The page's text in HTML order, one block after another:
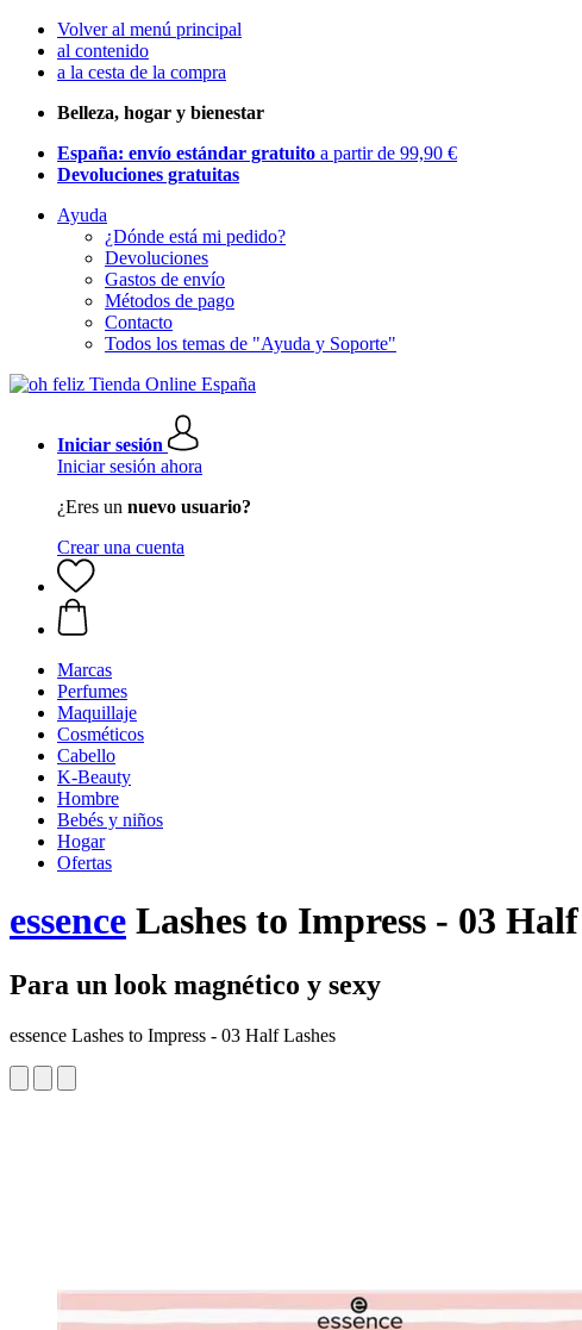
Volver al menú principal
al contenido
a la cesta de la compra
Belleza, hogar y bienestar
España: envío estándar gratuito a partir de 99,90 €
Devoluciones gratuitas
Ayuda
¿Dónde está mi pedido?
Devoluciones
Gastos de envío
Métodos de pago
Contacto
Todos los temas de "Ayuda y Soporte"
Iniciar sesión
Iniciar sesión ahora
¿Eres un nuevo usuario?
Crear una cuenta
Marcas
Perfumes
Maquillaje
Cosméticos
Cabello
K-Beauty
Hombre
Bebés y niños
Hogar
Ofertas
essence Lashes to Impress - 03
Para un look magnético y sexy
essence Lashes to Impress - 03 Half Lashes